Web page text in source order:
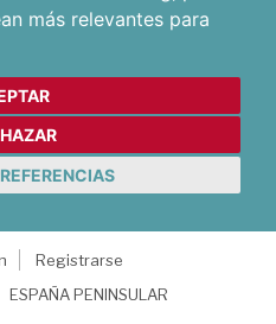
más relevantes para
Registrarse
ESPAÑA PENINSULAR